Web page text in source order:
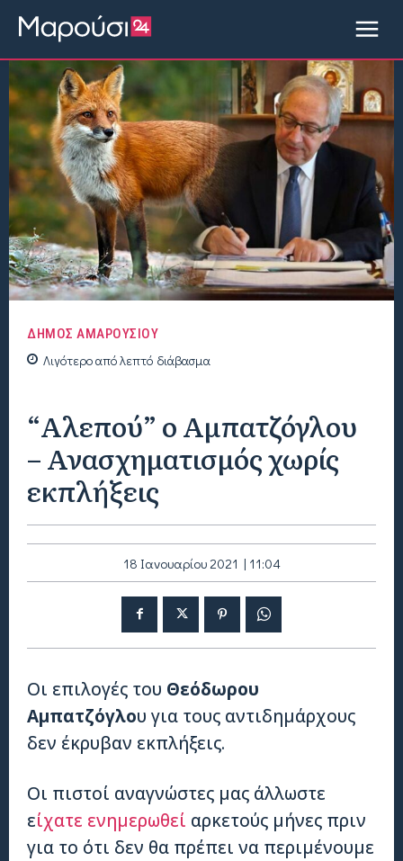
ΔΗΜΟΣ ΑΜΑΡΟΥΣΙΟΥ
Λιγότερο απόλεπτό διάβασμα
“Αλεπού” ο Αμπατζόγλου
– Ανασχηματισμός χωρίς
εκπλήξεις
18 Ιανουαρίου 2021 | 11:04
Οι επιλογές του Θεόδωρου
Αμπατζόγλου για τους αντιδημάρχους
δεν έκρυβαν εκπλήξεις.
Οι πιστοί αναγνώστες μας άλλωστε
είχατε ενημερωθεί αρκετούς μήνες πριν
για το ότι δεν θα πρέπει να περιμένουμε